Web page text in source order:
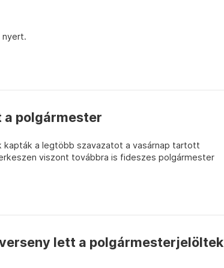
nyert.
a polgármester
kapták a legtöbb szavazatot a vasárnap tartott
viszont továbbra is fideszes polgármester
lett a polgármesterjelöltek